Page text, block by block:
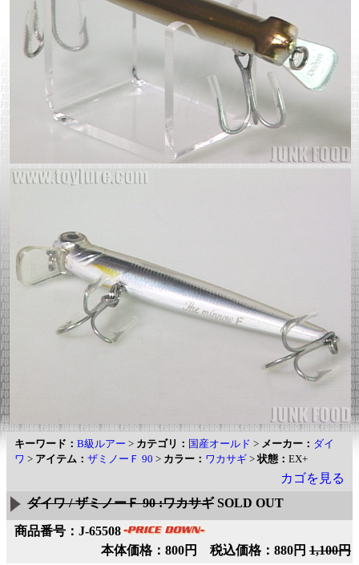
キーワード： B級ルアー > カテゴリ： 国産オールド > メーカー： ダイ
ワ > アイテム： ザミノーＦ 90 > カラー： ワカサギ >状態： EX+
カゴを見る
ダイワ / ザミノーＦ 90 :ワカサギSOLD OUT
商品番号：J-65508
本体価格：800円 税込価格：880円 1,100円